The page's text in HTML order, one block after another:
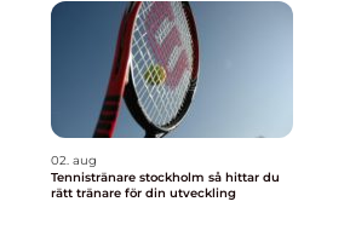
02. aug
Tennistränare stockholm så hittar du
rätt tränare för din utveckling